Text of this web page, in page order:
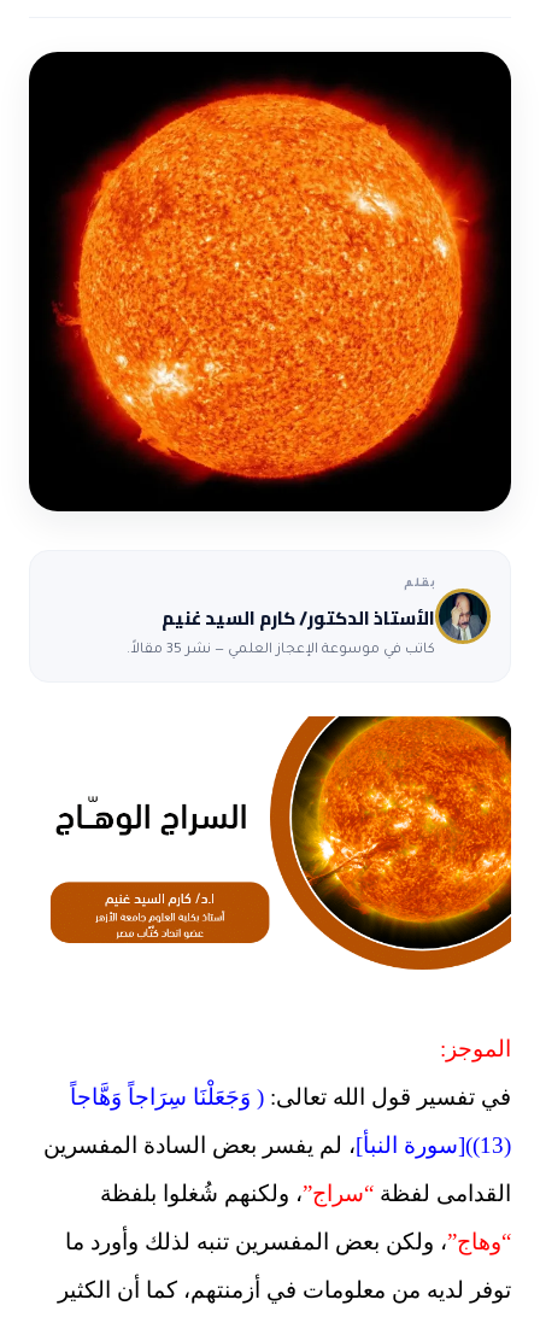
قصص للعبرة
مسلمين جدد
مقالات اسلامية
حول القراّن
بقلم
الأستاذ الدكتور/ كارم السيد غنيم
كاتب في موسوعة الإعجاز العلمي — نشر 35 مقالاً.
الموجز:
في تفسير قول الله تعالى: ( وَجَعَلْنَا سِرَاجاً وَهَّاجاً
(13))[سورة النبأ]
، لم يفسر بعض السادة المفسرين
القدامى لفظة “سراج”، ولكنهم شُغلوا بلفظة
“وهاج”، ولكن بعض المفسرين تنبه لذلك وأورد ما
توفر لديه من معلومات في أزمنتهم، كما أن الكثير